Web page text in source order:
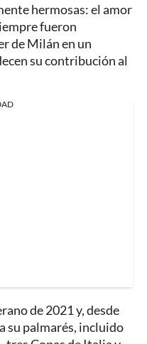
hermosas: el amor
fueron
de Milán en un
su contribución al
de 2021 y, desde
su palmarés, incluido